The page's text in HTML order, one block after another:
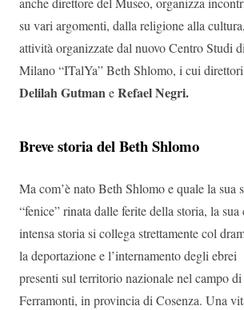
su vari argomenti, dalla religione alla
attività organizzate dal nuovo Centro Studi
Milano “ITalYa” Beth Shlomo, i cui
Delilah GutmaneRefael Negri.
Breve storia del Beth Shlomo
Ma com’è nato Beth Shlomo e quale la sua
“fenice” rinata dalle ferite della storia, la sua
intensa storia si collega strettamente col
la deportazione e l’internamento degli
presenti sul territorio nazionale nel campo
Ferramonti, in provincia di Cosenza. Una